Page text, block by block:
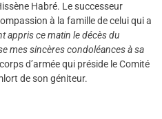
Habré. Le successeur
à la famille de celui qui a
appris ce matin le décès du
mes sincères condoléances à sa
d’armée qui préside le Comité
de son géniteur.